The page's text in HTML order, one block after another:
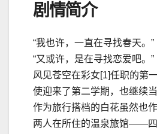
剧情简介
“我也许，一直在寻找春天。”
“又或许，是在寻找恋爱吧。”
风见苍空在彩女[1]任职的第
使迎来了第二学期，也继续
作为旅行搭档的白花虽然也
两人在所住的温泉旅馆——